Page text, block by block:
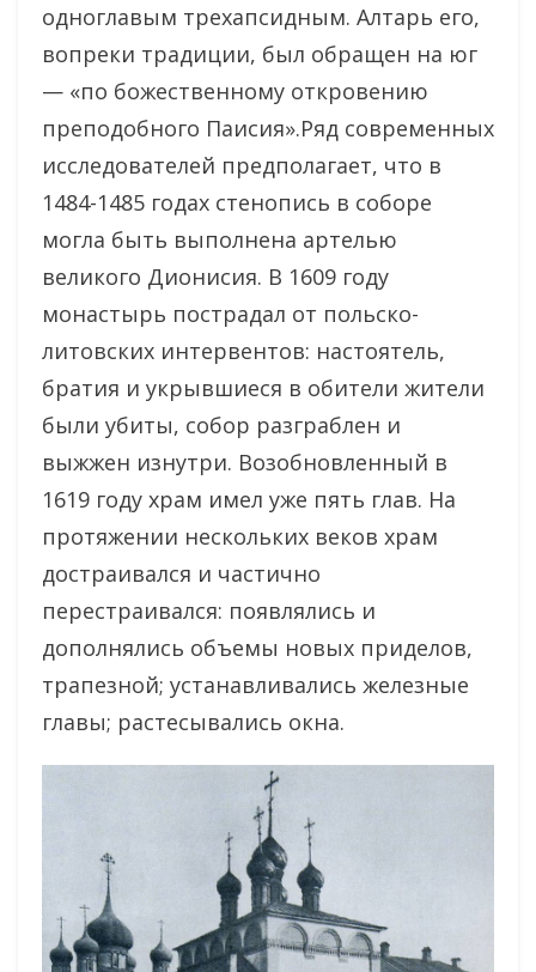
одноглавым трехапсидным. Алтарь его,
вопреки традиции, был обращен на юг
— «по божественному откровению
преподобного Паисия».Ряд современных
исследователей предполагает, что в
1484-1485 годах стенопись в соборе
могла быть выполнена артелью
великого Дионисия. В 1609 году
монастырь пострадал от польско-
литовских интервентов: настоятель,
братия и укрывшиеся в обители жители
были убиты, собор разграблен и
выжжен изнутри. Возобновленный в
1619 году храм имел уже пять глав. На
протяжении нескольких веков храм
достраивался и частично
перестраивался: появлялись и
дополнялись объемы новых приделов,
трапезной; устанавливались железные
главы; растесывались окна.